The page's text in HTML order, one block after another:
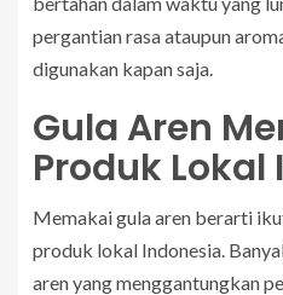
pergantian rasa ataupun
digunakan kapan saja.
Gula Aren
Produk
Memakai gula aren berarti
produk lokal Indonesia.
aren yang menggantungkan